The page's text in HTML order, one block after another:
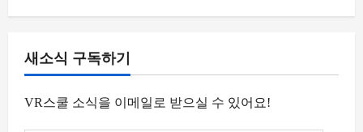
새소식 구독하기
VR스쿨 소식을 이메일로 받으실 수 있어요!